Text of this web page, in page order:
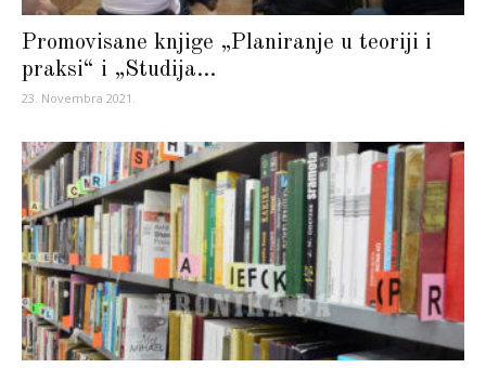
Promovisane knjige „Planiranje u teoriji i
praksi“ i „Studija...
23. Novembra 2021.